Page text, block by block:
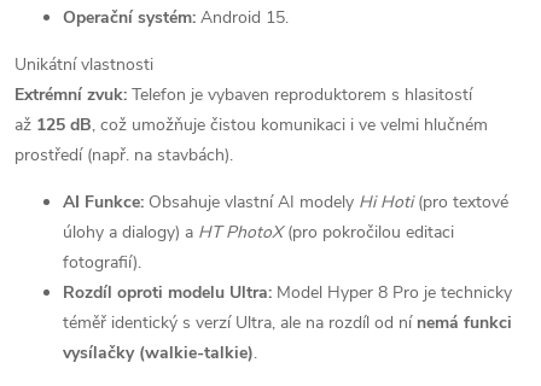
Operační systém: Android 15.
Unikátní vlastnosti
Extrémní zvuk: Telefon je vybaven reproduktorem s hlasitostí
až 125 dB, což umožňuje čistou komunikaci i ve velmi hlučném
prostředí (např. na stavbách).
AI Funkce: Obsahuje vlastní AI modely Hi Hoti (pro textové
úlohy a dialogy) a HT PhotoX (pro pokročilou editaci
fotografií).
Rozdíl oproti modelu Ultra: Model Hyper 8 Pro je technicky
téměř identický s verzí Ultra, ale na rozdíl od ní nemá funkci
vysílačky (walkie-talkie).